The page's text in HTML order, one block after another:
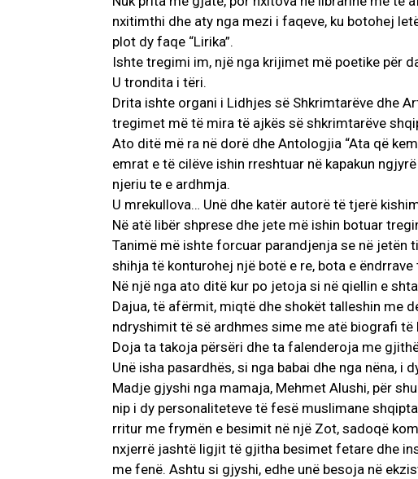
nxitimthi dhe aty nga mezi i faqeve, ku botohej
plot dy faqe “Lirika”.
Ishte tregimi im, një nga krijimet më poetike për
U trondita i tëri.
Drita ishte organi i Lidhjes së Shkrimtarëve dhe
tregimet më të mira të ajkës së shkrimtarëve
Ato ditë më ra në dorë dhe Antologjia “Ata që
emrat e të cilëve ishin rreshtuar në kapakun
njeriu te e ardhmja.
U mrekullova… Unë dhe katër autorë të tjerë
Në atë libër shprese dhe jete më ishin botuar
Tanimë më ishte forcuar parandjenja se në jetën
shihja të konturohej një botë e re, bota e
Në një nga ato ditë kur po jetoja si në qiellin e
Dajua, të afërmit, miqtë dhe shokët talleshin me
ndryshimit të së ardhmes sime me atë biografi të
Doja ta takoja përsëri dhe ta falenderoja me
Unë isha pasardhës, si nga babai dhe nga nëna, i
Madje gjyshi nga mamaja, Mehmet Alushi, për
nip i dy personaliteteve të fesë muslimane
rritur me frymën e besimit në një Zot, sadoqë
nxjerrë jashtë ligjit të gjitha besimet fetare dhe
me fenë. Ashtu si gjyshi, edhe unë besoja në